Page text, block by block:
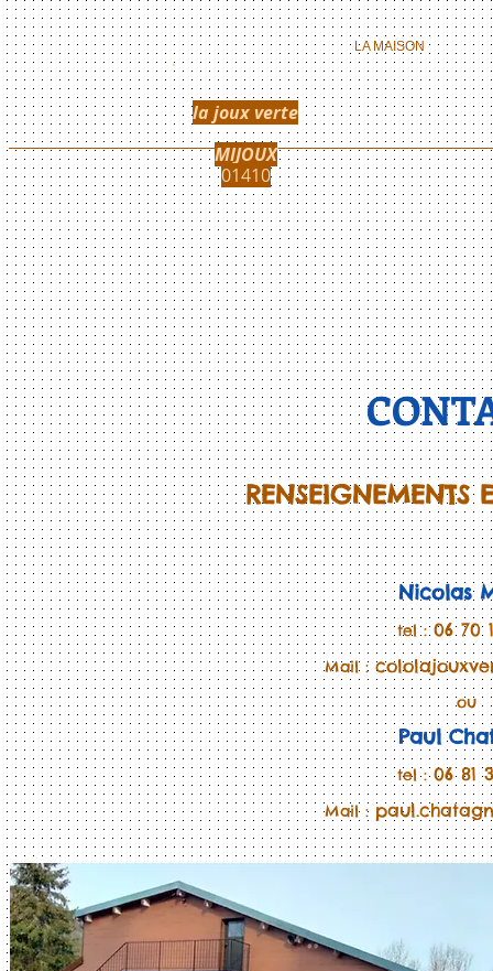
LA MAISON
la joux verte
MIJOUX
01410
RENSEIGNEMENTS
​ Nicolas
tel :06 70
Mail :
ou
Paul
tel :06 81
Mail :